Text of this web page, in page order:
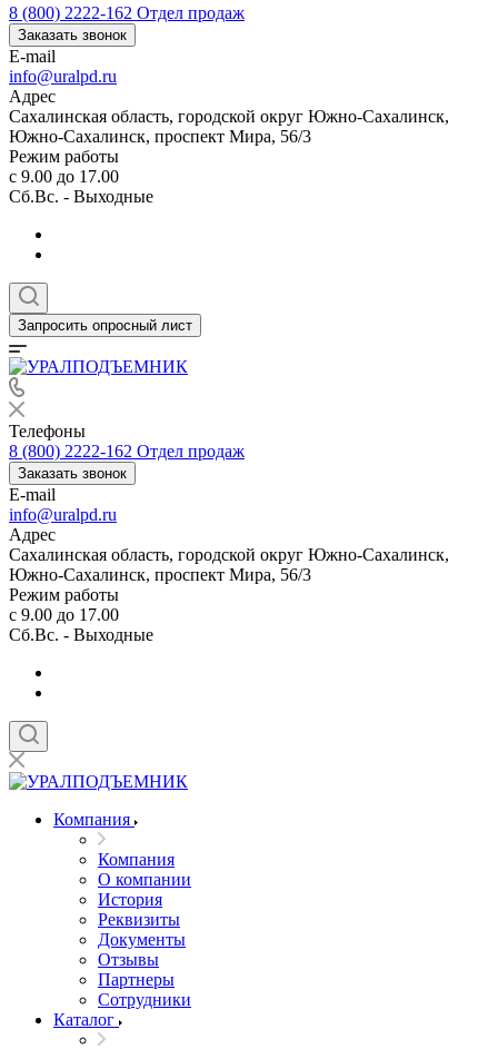
8 (800) 2222-162 Отдел продаж
Заказать звонок
E-mail
info@uralpd.ru
Адрес
Сахалинская область, городской округ Южно-Сахалинск,
Южно-Сахалинск, проспект Мира, 56/3
Режим работы
с 9.00 до 17.00
Сб.Вс. - Выходные
Запросить опросный лист
Телефоны
8 (800) 2222-162 Отдел продаж
Заказать звонок
E-mail
info@uralpd.ru
Адрес
Сахалинская область, городской округ Южно-Сахалинск,
Южно-Сахалинск, проспект Мира, 56/3
Режим работы
с 9.00 до 17.00
Сб.Вс. - Выходные
Компания
Компания
О компании
История
Реквизиты
Документы
Отзывы
Партнеры
Сотрудники
Каталог